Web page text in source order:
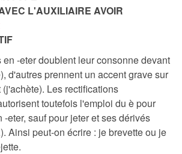
L'AUXILIAIRE AVOIR
-eter doublent leur consonne devant
d'autres prennent un accent grave sur
Les rectifications
toutefois l'emploi du è pour
-eter, sauf pour jeter et ses dérivés
Ainsi peut-on écrire : je brevette ou je